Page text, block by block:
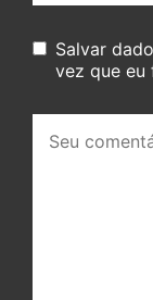
Salvar
vez que eu
comentário: